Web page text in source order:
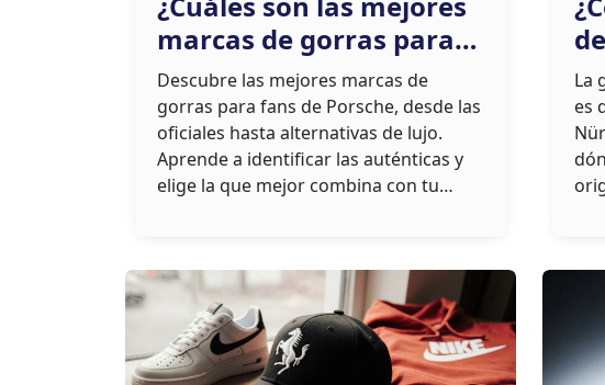
marcas de gorras para
fans de Porsche y estilo
urbano?
Descubre las mejores marcas de
gorras para fans de Porsche, desde las
oficiales hasta alternativas de lujo.
Aprende a identificar las auténticas y
elige la que mejor combina con tu
La
es